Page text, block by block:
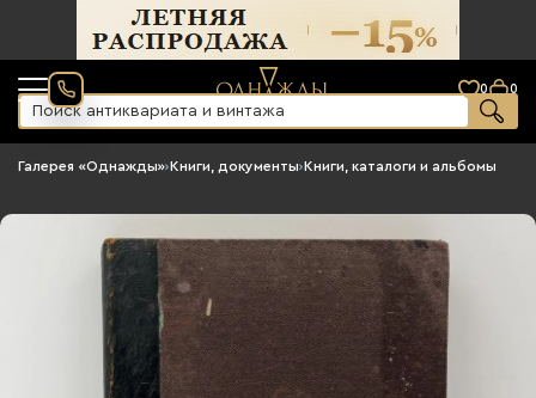
0 0
Галерея «Однажды»›Книги, документы›Книги, каталоги и альбомы